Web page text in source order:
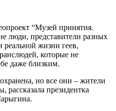
“Музей принятия.
люди, представители разных
реальной жизни геев,
которые не
даже близким.
но все они – жители
рассказала президентка